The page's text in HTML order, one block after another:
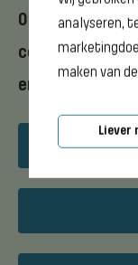
analyseren,
maken van
Liever
Ontdek meer in
contact met
en stel je vragen.